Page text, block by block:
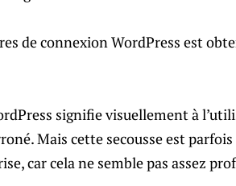
de connexion WordPress est
signifie visuellement à
Mais cette secousse est
car cela ne semble pas assez